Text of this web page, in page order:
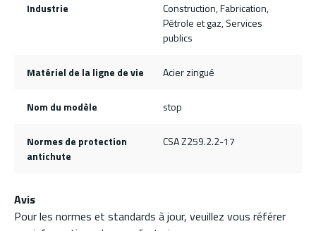
Industrie
Construction, Fabrication,
Pétrole et gaz, Services
publics
Matériel de la ligne de vie Acier zingué
Nom du modèle stop
Normes de protection
antichute
CSA Z259.2.2-17
Avis
Pour les normes et standards à jour, veuillez vous référer